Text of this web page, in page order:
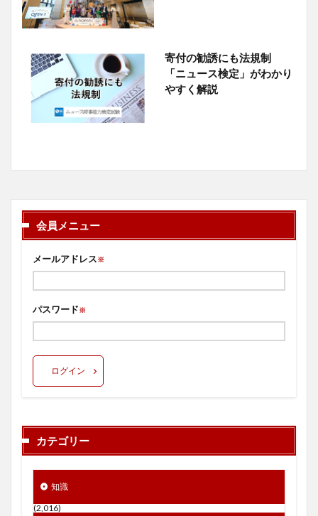
寄付の勧誘にも法規制
「ニュース検定」がわかり
やすく解説
会員メニュー
メールアドレス※
パスワード※
ログイン
カテゴリー
知識
(2,016)